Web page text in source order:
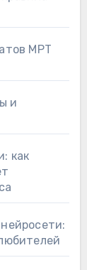
МРТ
и
как